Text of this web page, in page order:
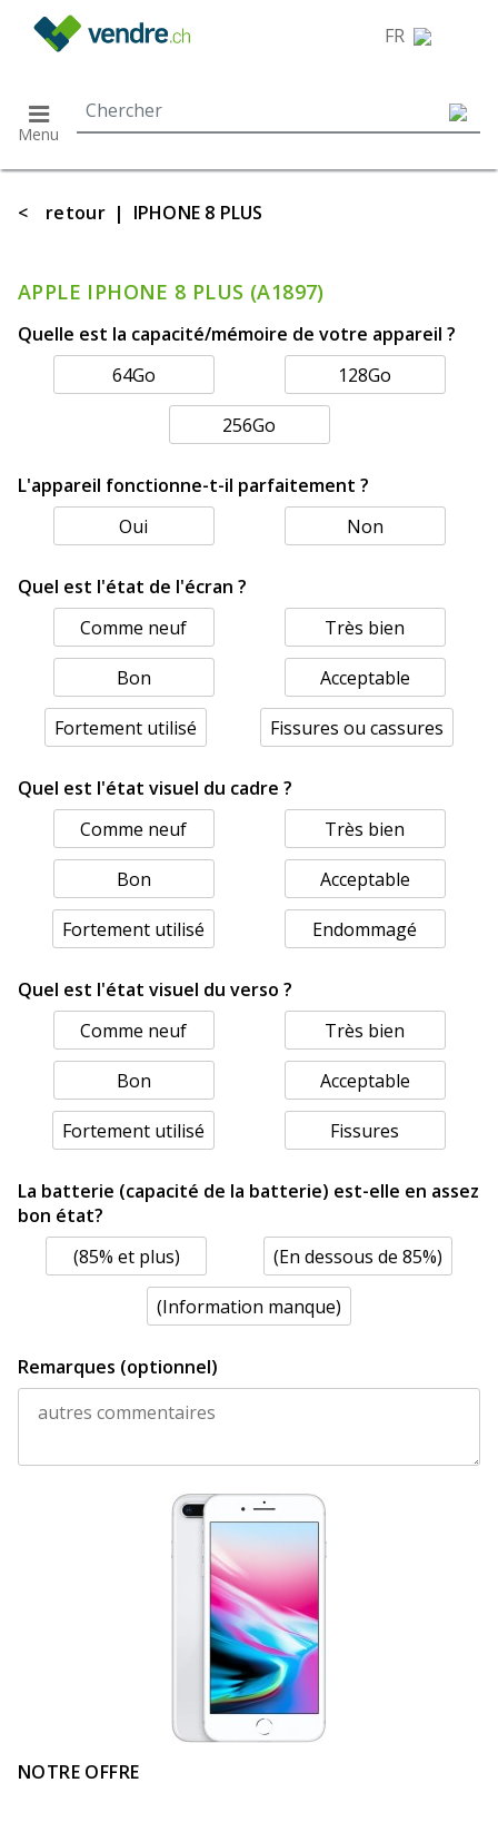
FR
Menu
< retour | IPHONE 8 PLUS
APPLE IPHONE 8 PLUS (A1897)
Quelle est la capacité/mémoire de votre appareil ?
64Go
128Go
256Go
L'appareil fonctionne-t-il parfaitement ?
Oui
Non
Quel est l'état de l'écran ?
Comme neuf
Très bien
Bon Acceptable
Fortement utilisé Fissures ou cassures
Quel est l'état visuel du cadre ?
Comme neuf
Très bien
Bon Acceptable
Fortement utilisé Endommagé
Quel est l'état visuel du verso ?
Comme neuf
Très bien
Bon Acceptable
Fortement utilisé Fissures
La batterie (capacité de la batterie) est-elle en assez
bon état?
(85% et plus)
(En dessous de 85%)
(Information manque)
Remarques (optionnel)
NOTRE OFFRE